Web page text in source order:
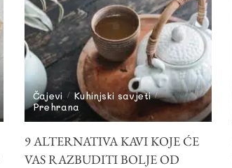
Čajevi
Kuhinjski savjeti
Prehrana
9 ALTERNATIVA KAVI KOJE ĆE
VAS RAZBUDITI BOLJE OD